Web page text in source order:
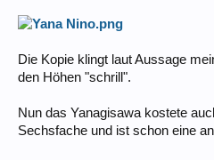
Die Kopie klingt laut Aussage
den Höhen "schrill".
Nun das Yanagisawa kostete
Sechsfache und ist schon eine